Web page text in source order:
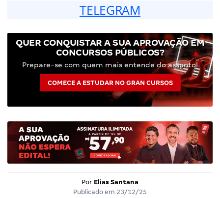
TELEGRAM
QUER CONQUISTAR A SUA APROVAÇÃO EM
CONCURSOS PÚBLICOS?
Prepare-se com quem mais entende do assunto!
COMECE A ESTUDAR NO GRAN CURSOS
Por Elias Santana
Publicado em 23/12/25